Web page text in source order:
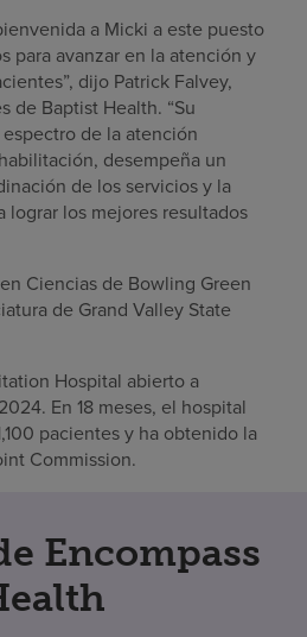
a Micki a este puesto
para avanzar en la atención y
dijo Patrick Falvey,
de Baptist Health. “Su
de la atención
desempeña un
de los servicios y la
lograr los mejores resultados
Ciencias de Bowling Green
de Grand Valley State
Hospital abierto a
En 18 meses, el hospital
pacientes y ha obtenido la
Commission.
Encompass